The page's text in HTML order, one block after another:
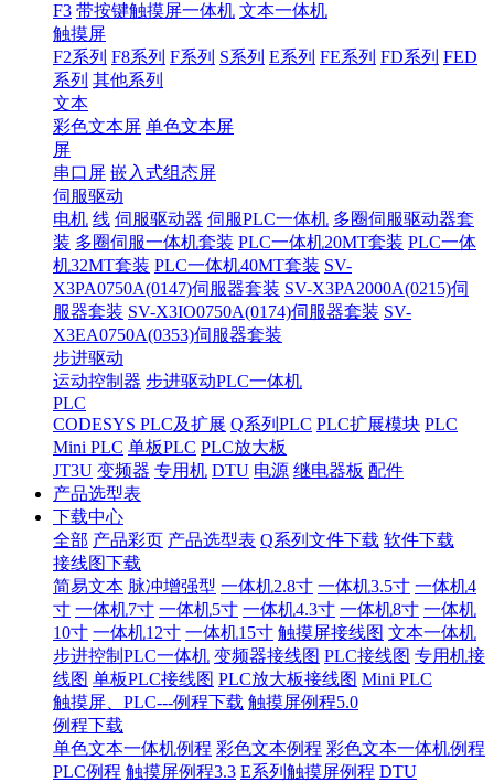
F3 带按键触摸屏一体机 文本一体机
触摸屏
F2系列 F8系列 F系列 S系列 E系列 FE系列 FD系列 FED
系列 其他系列
文本
彩色文本屏 单色文本屏
屏
串口屏 嵌入式组态屏
伺服驱动
电机 线 伺服驱动器 伺服PLC一体机 多圈伺服驱动器套
装 多圈伺服一体机套装 PLC一体机20MT套装 PLC一体
机32MT套装 PLC一体机40MT套装 SV-
X3PA0750A(0147)伺服器套装 SV-X3PA2000A(0215)伺
服器套装 SV-X3IO0750A(0174)伺服器套装 SV-
X3EA0750A(0353)伺服器套装
步进驱动
运动控制器 步进驱动PLC一体机
PLC
CODESYS PLC及扩展 Q系列PLC PLC扩展模块 PLC
Mini PLC 单板PLC PLC放大板
JT3U 变频器 专用机 DTU 电源 继电器板 配件
产品选型表
下载中心
全部 产品彩页 产品选型表 Q系列文件下载 软件下载
接线图下载
简易文本 脉冲增强型 一体机2.8寸 一体机3.5寸 一体机4
寸 一体机7寸 一体机5寸 一体机4.3寸 一体机8寸 一体机
10寸 一体机12寸 一体机15寸 触摸屏接线图 文本一体机
步进控制PLC一体机 变频器接线图 PLC接线图 专用机接
线图 单板PLC接线图 PLC放大板接线图 Mini PLC
触摸屏、PLC---例程下载 触摸屏例程5.0
例程下载
单色文本一体机例程 彩色文本例程 彩色文本一体机例程
PLC例程 触摸屏例程3.3 E系列触摸屏例程 DTU